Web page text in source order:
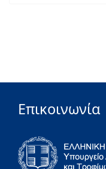
Επικοινωνία